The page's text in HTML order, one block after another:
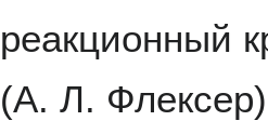
реакционный
(А. Л.